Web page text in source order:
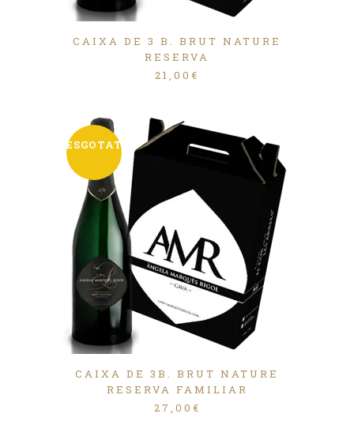
CAIXA DE 3 B. BRUT NATURE
RESERVA
21,00 €
ESGOTAT
CAIXA DE 3B. BRUT NATURE
RESERVA FAMILIAR
27,00 €